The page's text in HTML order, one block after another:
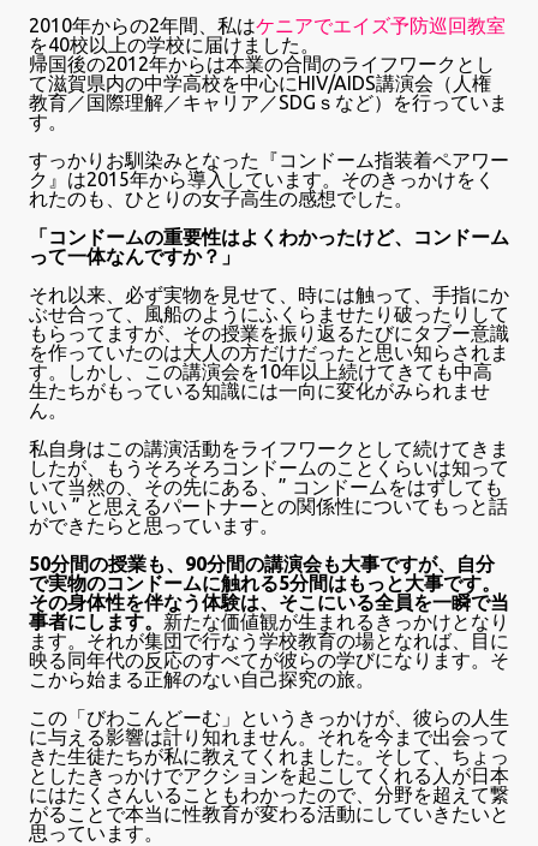
2010年からの2年間、私はケニアでエイズ予防巡回教室
を40校以上の学校に届けました。
帰国後の2012年からは本業の合間のライフワークとし
て滋賀県内の中学高校を中心にHIV/AIDS講演会（人権
教育／国際理解／キャリア／SDGｓなど）を行っていま
す。
すっかりお馴染みとなった『コンドーム指装着ペアワー
ク』は2015年から導入しています。そのきっかけをく
れたのも、ひとりの女子高生の感想でした。
「コンドームの重要性はよくわかったけど、コンドーム
って一体なんですか？」
それ以来、必ず実物を見せて、時には触って、手指にか
ぶせ合って、風船のようにふくらませたり破ったりして
もらってますが、その授業を振り返るたびにタブー意識
を作っていたのは大人の方だけだったと思い知らされま
す。しかし、この講演会を10年以上続けてきても中高
生たちがもっている知識には一向に変化がみられませ
ん。
私自身はこの講演活動をライフワークとして続けてきま
したが、もうそろそろコンドームのことくらいは知って
いて当然の、その先にある、” コンドームをはずしても
いい ” と思えるパートナーとの関係性についてもっと話
ができたらと思っています。
50分間の授業も、90分間の講演会も大事ですが、自分
で実物のコンドームに触れる5分間はもっと大事です。
その身体性を伴なう体験は、そこにいる全員を一瞬で当
事者にします。 新たな価値観が生まれるきっかけとなり
ます。それが集団で行なう学校教育の場となれば、目に
映る同年代の反応のすべてが彼らの学びになります。そ
こから始まる正解のない自己探究の旅。
この「びわこんどーむ」というきっかけが、彼らの人生
に与える影響は計り知れません。それを今まで出会って
きた生徒たちが私に教えてくれました。そして、ちょっ
としたきっかけでアクションを起こしてくれる人が日本
にはたくさんいることもわかったので、分野を超えて繋
がることで本当に性教育が変わる活動にしていきたいと
思っています。